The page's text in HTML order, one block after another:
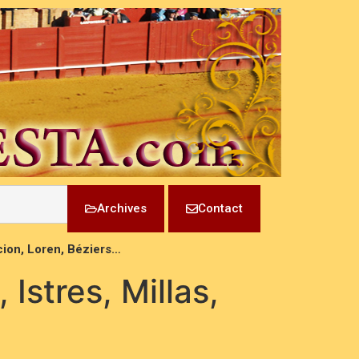
Archives Contact
Loren, Béziers…
Istres, Millas,